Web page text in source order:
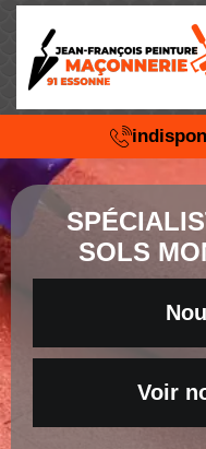
SOLS
Voir